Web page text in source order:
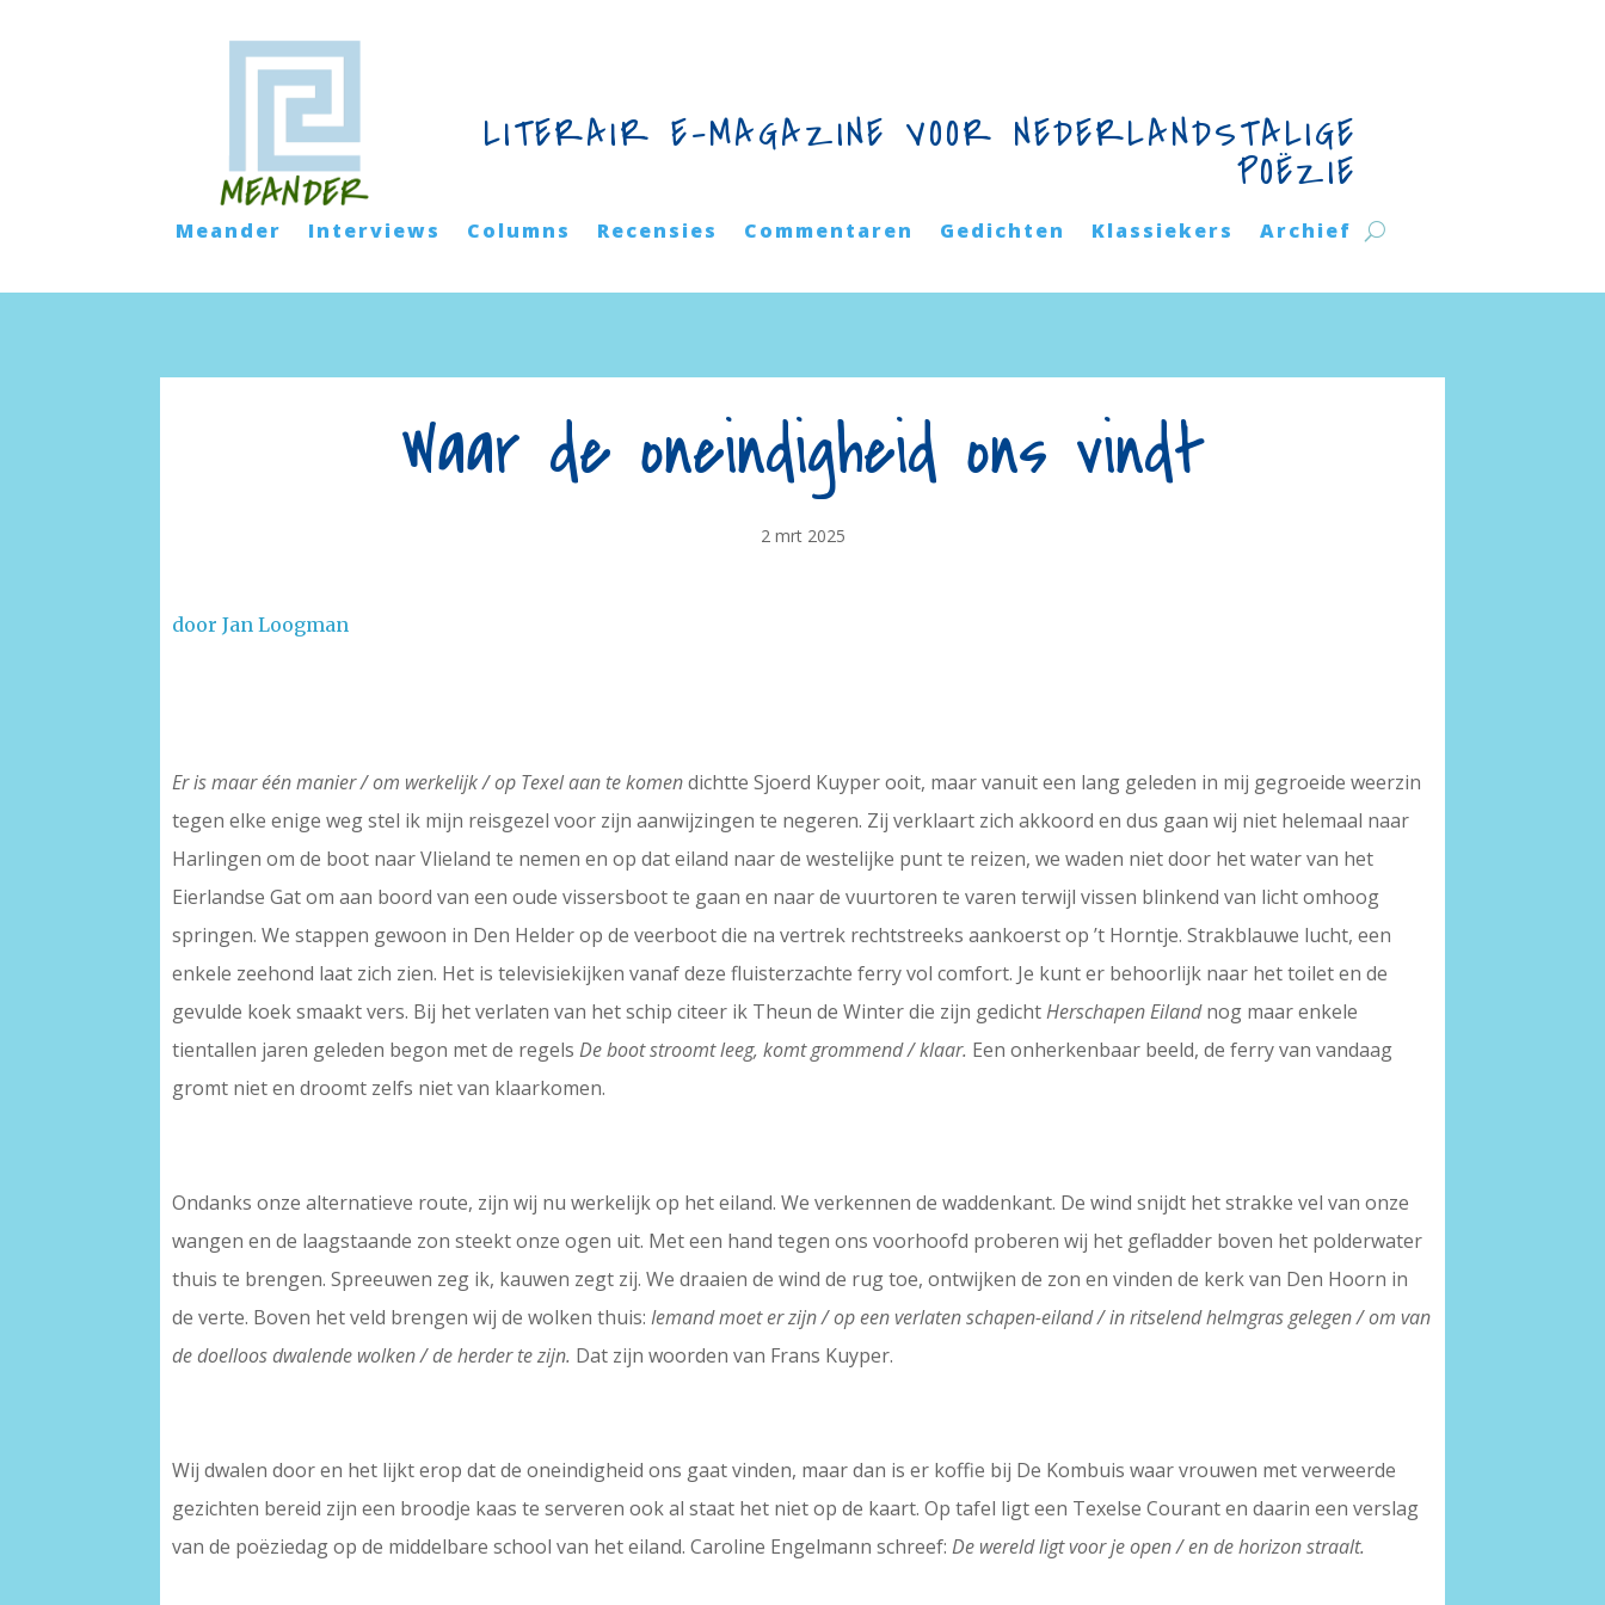
LITERAIR E-MAGAZINE VOOR NEDERLANDSTALIGE
POËZIE
Meander Interviews Columns Recensies Commentaren Gedichten Klassiekers Archief
Waar de oneindigheid ons vindt
2 mrt 2025
door Jan Loogman
Er is maar één manier / om werkelijk / op Texel aan te komendichtte Sjoerd Kuyper ooit, maar vanuit een lang geleden in mij gegroeide weerzin
tegen elke enige weg stel ik mijn reisgezel voor zijn aanwijzingen te negeren. Zij verklaart zich akkoord en dus gaan wij niet helemaal naar
Harlingen om de boot naar Vlieland te nemen en op dat eiland naar de westelijke punt te reizen, we waden niet door het water van het
Eierlandse Gat om aan boord van een oude vissersboot te gaan en naar de vuurtoren te varen terwijl vissen blinkend van licht omhoog
springen. We stappen gewoon in Den Helder op de veerboot die na vertrek rechtstreeks aankoerst op ’t Horntje. Strakblauwe lucht, een
enkele zeehond laat zich zien. Het is televisiekijken vanaf deze fluisterzachte ferry vol comfort. Je kunt er behoorlijk naar het toilet en de
gevulde koek smaakt vers. Bij het verlaten van het schip citeer ik Theun de Winter die zijn gedichtHerschapen Eilandnog maar enkele
tientallen jaren geleden begon met de regelsDe boot stroomt leeg, komt grommend / klaar. Een onherkenbaar beeld, de ferry van vandaag
gromt niet en droomt zelfs niet van klaarkomen.
Ondanks onze alternatieve route, zijn wij nu werkelijk op het eiland. We verkennen de waddenkant. De wind snijdt het strakke vel van onze
wangen en de laagstaande zon steekt onze ogen uit. Met een hand tegen ons voorhoofd proberen wij het gefladder boven het polderwater
thuis te brengen. Spreeuwen zeg ik, kauwen zegt zij. We draaien de wind de rug toe, ontwijken de zon en vinden de kerk van Den Hoorn in
de verte. Boven het veld brengen wij de wolken thuis:Iemand moet er zijn / op een verlaten schapen-eiland / in ritselend helmgras gelegen / om van
de doelloos dwalende wolken / de herder te zijn. Dat zijn woorden van Frans Kuyper.
Wij dwalen door en het lijkt erop dat de oneindigheid ons gaat vinden, maar dan is er koffie bij De Kombuis waar vrouwen met verweerde
gezichten bereid zijn een broodje kaas te serveren ook al staat het niet op de kaart. Op tafel ligt een Texelse Courant en daarin een verslag
van de poëziedag op de middelbare school van het eiland. Caroline Engelmann schreef:De wereld ligt voor je open / en de horizon straalt.